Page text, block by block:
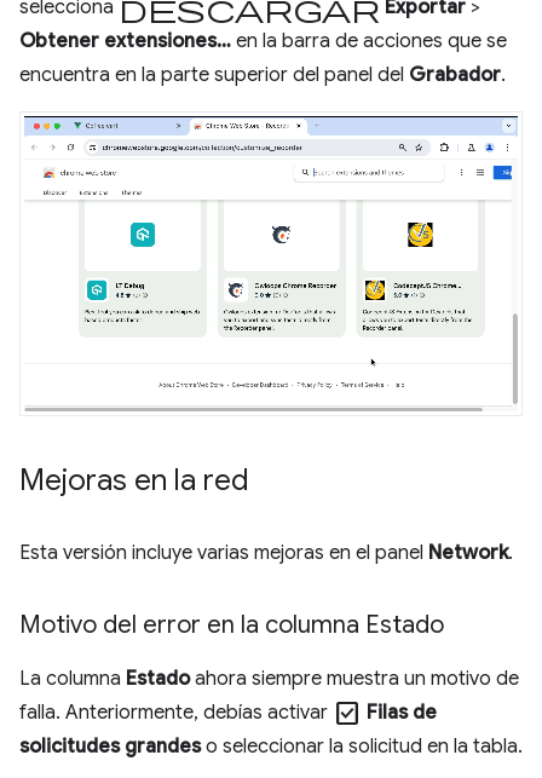
selecciona Descargar Exportar >
Obtener extensiones… en la barra de acciones que se
encuentra en la parte superior del panel del Grabador.
Mejoras en la red
Esta versión incluye varias mejoras en el panel Network.
Motivo del error en la columna Estado
La columna Estadoahora siempre muestra un motivo de
falla. Anteriormente, debías activar check_box Filas de
solicitudes grandeso seleccionar la solicitud en la tabla.